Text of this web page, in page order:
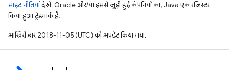
साइट नीतियांदेखें. Oracle और/या इससे जुड़ी हुई कंपनियों का, Java एक रजिस्टर
किया हुआ ट्रेडमार्क है.
आखिरी बार 2018-11-05 (UTC) को अपडेट किया गया.